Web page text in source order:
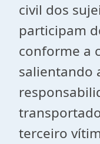
civil dos
participam
conforme a
salientando
terceiro